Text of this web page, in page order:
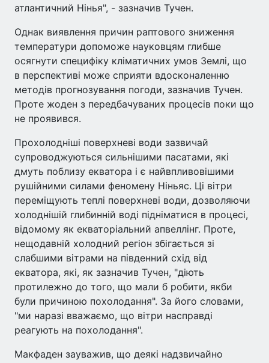
атлантичний Нінья", - зазначив Тучен.
Однак виявлення причин раптового зниження
температури допоможе науковцям глибше
осягнути специфіку кліматичних умов Землі, що
в перспективі може сприяти вдосконаленню
методів прогнозування погоди, зазначив Тучен.
Проте жоден з передбачуваних процесів поки що
не проявився.
Прохолодніші поверхневі води зазвичай
супроводжуються сильнішими пасатами, які
дмуть поблизу екватора і є найвпливовішими
рушійними силами феномену Ніньяс. Ці вітри
переміщують теплі поверхневі води, дозволяючи
холоднішій глибинній воді підніматися в процесі,
відомому як екваторіальний апвеллінг. Проте,
нещодавній холодний регіон збігається зі
слабшими вітрами на південний схід від
екватора, які, як зазначив Тучен, "діють
протилежно до того, що мали б робити, якби
були причиною похолодання". За його словами,
"ми наразі вважаємо, що вітри насправді
реагують на похолодання".
Макфаден зауважив, що деякі надзвичайно